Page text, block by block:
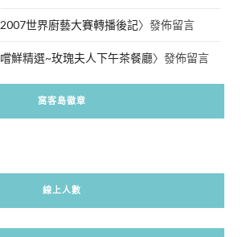
2007世界廚藝大賽轉播後記〉發佈留言
嚐鮮精選~玫瑰夫人下午茶餐廳〉發佈留言
窩客島徽章
線上人數